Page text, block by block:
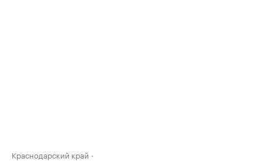
Краснодарский край